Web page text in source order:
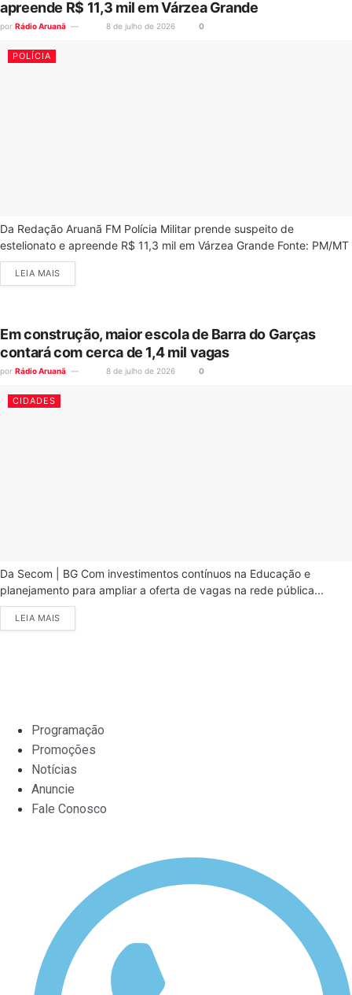
apreende R$ 11,3 mil em Várzea Grande
por Rádio Aruanã 8 de julho de 2026 0
POLÍCIA
Da Redação Aruanã FM Polícia Militar prende suspeito de
estelionato e apreende R$ 11,3 mil em Várzea Grande Fonte: PM/MT
LEIA MAIS
Em construção, maior escola de Barra do Garças
contará com cerca de 1,4 mil vagas
por Rádio Aruanã 8 de julho de 2026 0
CIDADES
Da Secom | BG Com investimentos contínuos na Educação e
planejamento para ampliar a oferta de vagas na rede pública...
LEIA MAIS
Programação
Promoções
Notícias
Anuncie
Fale Conosco